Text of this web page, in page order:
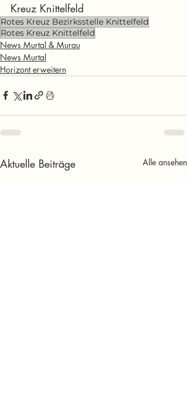
Kreuz Knittelfeld
Rotes Kreuz Bezirksstelle Knittelfeld
Rotes Kreuz Knittelfeld
News Murtal & Murau
News Murtal
Horizont erweitern
Aktuelle Beiträge Alle ansehen